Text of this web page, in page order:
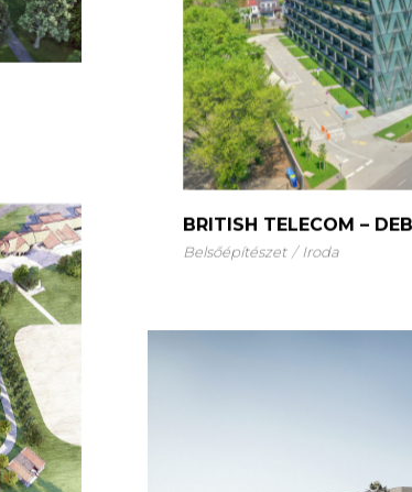
BRITISH TELECOM –
Belsőépítészet Iroda